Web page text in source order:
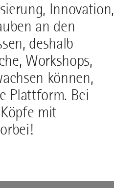
Innovation,
an den
deshalb
Workshops,
können,
Plattform. Bei
mit